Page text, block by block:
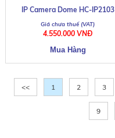
IP Camera Dome HC-IP2103
4.550.000 VNĐ
<< 1 2 3
9